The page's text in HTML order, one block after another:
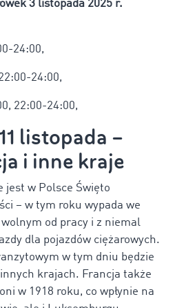
3 listopada 2025 r.
24:00,
24:00,
22:00-24:00,
listopada –
i inne kraje
jest w Polsce Święto
– w tym roku wypada we
od pracy i z niemal
dla pojazdów ciężarowych.
w tym dniu będzie
krajach. Francja także
w 1918 roku, co wpłynie na